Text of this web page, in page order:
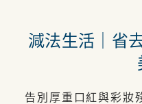
減法生活｜省
告別厚重口紅與彩妝